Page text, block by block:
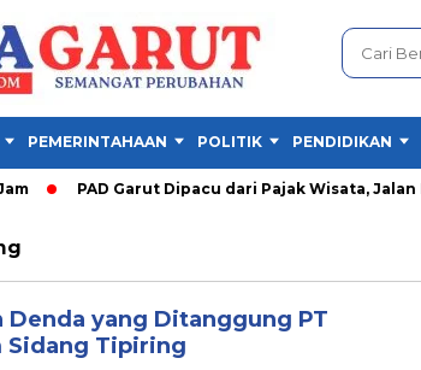
PEMERINTAHAAN POLITIK PENDIDIKAN
PAD Garut Dipacu dari Pajak Wisata, Jalan
Denda yang Ditanggung PT
Sidang Tipiring